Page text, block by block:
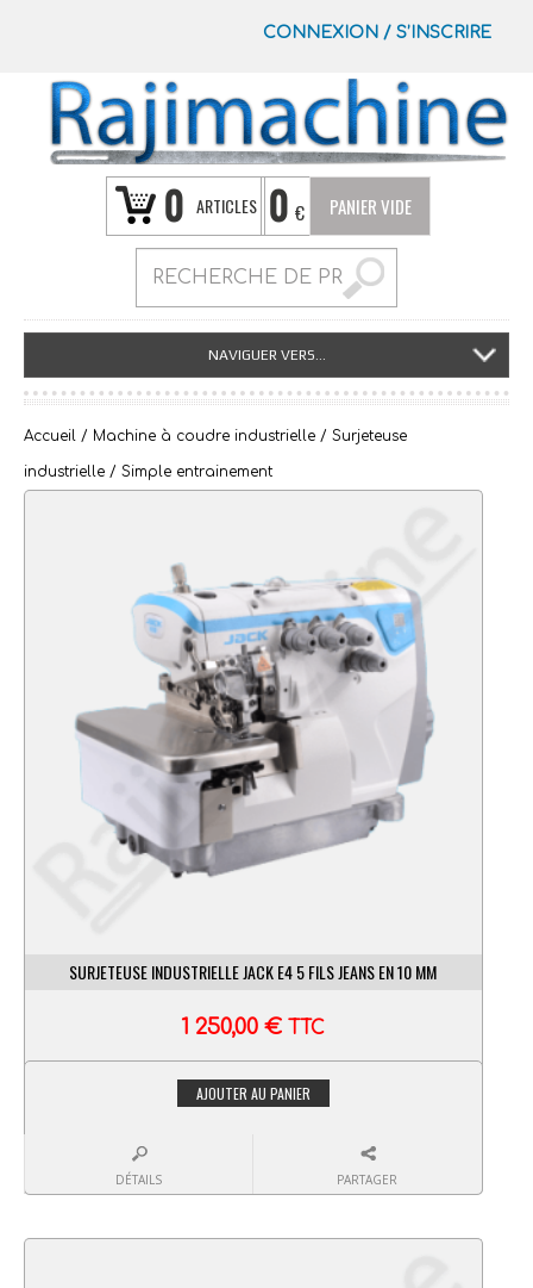
CONNEXION / S’INSCRIRE
0 ARTICLES 0 € PANIER VIDE
NAVIGUER VERS...
Accueil / Machine à coudre industrielle / Surjeteuse
industrielle / Simple entrainement
SURJETEUSE INDUSTRIELLE JACK E4 5 FILS JEANS EN 10 MM
1 250,00€ TTC
AJOUTER AU PANIER
DÉTAILS PARTAGER